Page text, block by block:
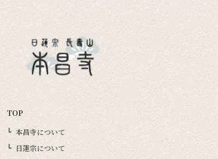
TOP
本昌寺について
日蓮宗について